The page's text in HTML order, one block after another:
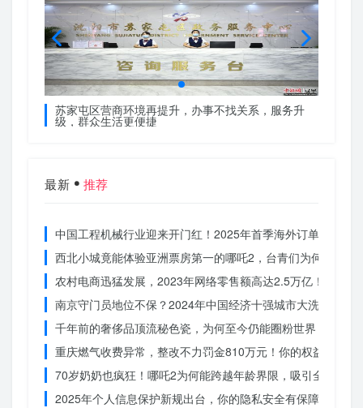
苏家屯区营商环境再提升，办事不找关系，服务升
级，群众生活更便捷
最新 推荐
中国工程机械行业迎来开门红！2025年首季海外订单激增，
西北小城竟能体验亚洲票房第一的哪吒2，台青们为何如此惊
农村电商迅猛发展，2023年网络零售额高达2.5万亿！你还在
南京守门员地位不保？2024年中国经济十强城市大洗牌
千年前的奢侈品顶流秘色瓷，为何至今仍能圈粉世界？揭秘
重庆燃气收费异常，整改不力罚金810万元！你的权益被侵犯
70岁奶奶也疯狂！哪吒2为何能跨越年龄界限，吸引全民观影
2025年个人信息保护新规出台，你的隐私安全有保障了吗？